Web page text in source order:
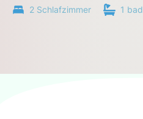
2 Schlafzimmer 1 bad